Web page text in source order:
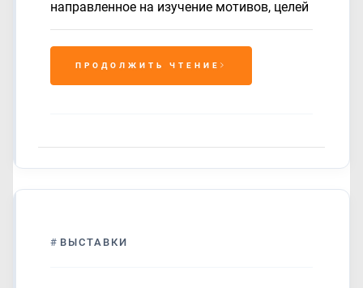
направленное на изучение мотивов, целей
ПРОДОЛЖИТЬ ЧТЕНИЕ
# ВЫСТАВКИ